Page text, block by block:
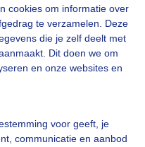
cookies om informatie over
te verzamelen. Deze
die je zelf deelt met
Dit doen we om
en onze websites en
voor geeft, je
communicatie en aanbod